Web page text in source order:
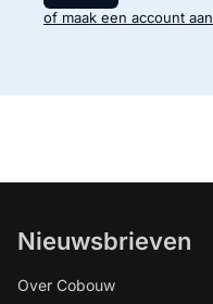
of maak een account aan
Nieuwsbrieven
Over Cobouw